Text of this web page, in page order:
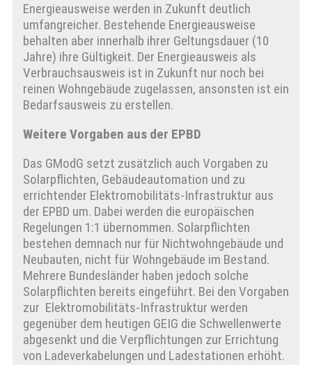
Energieausweise werden in Zukunft deutlich
umfangreicher. Bestehende Energieausweise
behalten aber innerhalb ihrer Geltungsdauer (10
Jahre) ihre Gültigkeit. Der Energieausweis als
Verbrauchsausweis ist in Zukunft nur noch bei
reinen Wohngebäude zugelassen, ansonsten ist ein
Bedarfsausweis zu erstellen.
Weitere Vorgaben aus der EPBD
Das GModG setzt zusätzlich auch Vorgaben zu
Solarpflichten, Gebäudeautomation und zu
errichtender Elektromobilitäts-Infrastruktur aus
der EPBD um. Dabei werden die europäischen
Regelungen 1:1 übernommen. Solarpflichten
bestehen demnach nur für Nichtwohngebäude und
Neubauten, nicht für Wohngebäude im Bestand.
Mehrere Bundesländer haben jedoch solche
Solarpflichten bereits eingeführt. Bei den Vorgaben
zur Elektromobilitäts-Infrastruktur werden
gegenüber dem heutigen GEIG die Schwellenwerte
abgesenkt und die Verpflichtungen zur Errichtung
von Ladeverkabelungen und Ladestationen erhöht.